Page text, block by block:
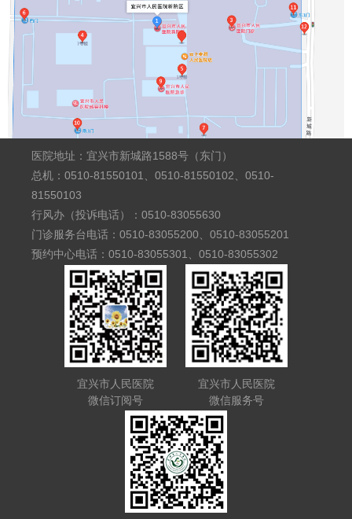
医院地址：宜兴市新城路1588号（东门）
总机：0510-81550101、0510-81550102、0510-
81550103
行风办（投诉电话）：0510-83055630
门诊服务台电话：0510-83055200、0510-83055201
预约中心电话：0510-83055301、0510-83055302
宜兴市人民医院
微信订阅号
宜兴市人民医院
微信服务号